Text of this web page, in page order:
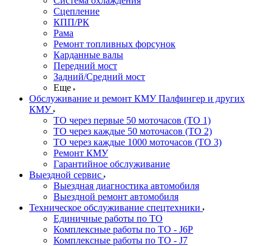
Сцепление
КПП/РК
Рама
Ремонт топливных форсунок
Карданные валы
Передний мост
Задний/Средний мост
Еще
Обслуживание и ремонт КМУ Палфингер и других
КМУ
ТО через первые 50 моточасов (ТО 1)
ТО через каждые 50 моточасов (ТО 2)
ТО через каждые 1000 моточасов (ТО 3)
Ремонт КМУ
Гарантийное обслуживание
Выездной сервис
Выездная диагностика автомобиля
Выездной ремонт автомобиля
Техническое обслуживание спецтехники
Единичные работы по ТО
Комплексные работы по ТО - J6P
Комплексные работы по ТО - J7